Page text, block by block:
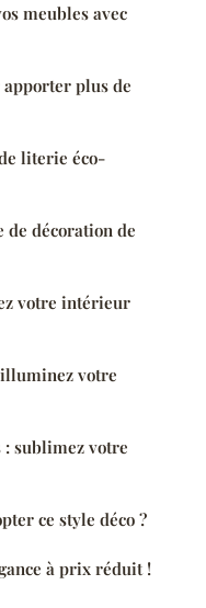
meubles avec
plus de
literie éco-
de décoration de
votre intérieur
votre
sublimez votre
ce style déco ?
à prix réduit !